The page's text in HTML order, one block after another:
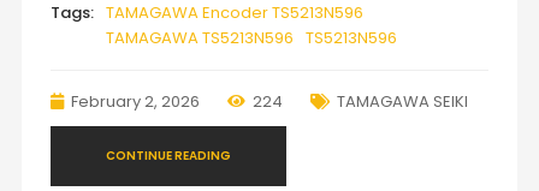
Tags: TAMAGAWA Encoder TS5213N596
TAMAGAWA TS5213N596 TS5213N596
February 2, 2026 224 TAMAGAWA SEIKI
CONTINUE READING